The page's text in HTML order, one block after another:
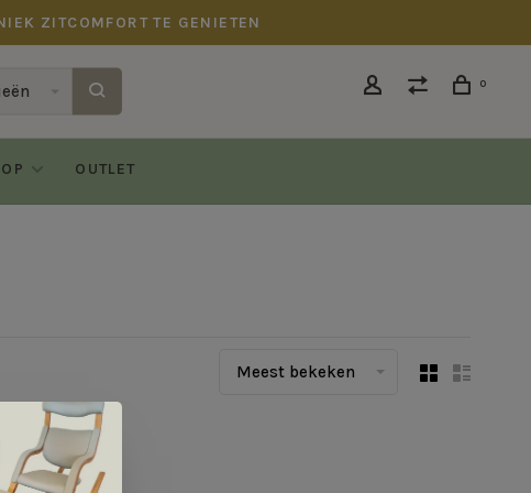
ZITCOMFORT TE GENIETEN
0
OUTLET
Meest bekeken